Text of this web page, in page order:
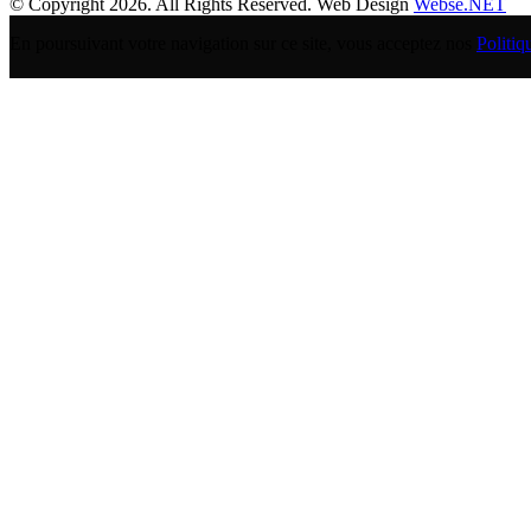
© Copyright 2026. All Rights Reserved. Web Design Webse.NET